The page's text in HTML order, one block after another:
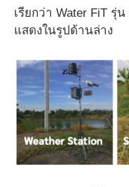
เรียกว่า Water FiT รุ่
แสดงในรูปด้านล่าง